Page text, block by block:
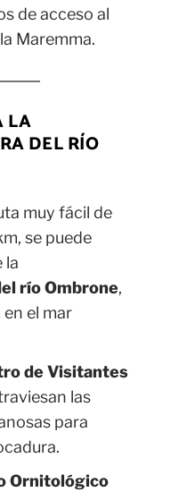
de acceso al
Maremma.
LA
DEL RÍO
muy fácil de
se puede
la
río Ombrone,
el mar
de Visitantes
las
para
Ornitológico